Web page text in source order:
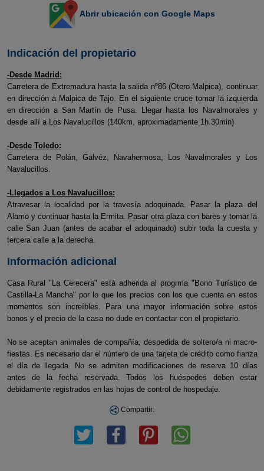
Abrir ubicación con Google Maps
Indicación del propietario
-Desde Madrid:
Carretera de Extremadura hasta la salida nº86 (Otero-Malpica), continuar
en dirección a Malpica de Tajo. En el siguiente cruce tomar la izquierda
en dirección a San Martín de Pusa. Llegar hasta los Navalmorales y
desde allí a Los Navalucillos (140km, aproximadamente 1h.30min)
-Desde Toledo:
Carretera de Polán, Galvéz, Navahermosa, Los Navalmorales y Los
Navalucillos.
-Llegados a Los Navalucillos:
Atravesar la localidad por la travesía adoquinada. Pasar la plaza del
Alamo y continuar hasta la Ermita. Pasar otra plaza con bares y tomar la
calle San Juan (antes de acabar el adoquinado) subir toda la cuesta y
tercera calle a la derecha.
Información adicional
Casa Rural "La Cerecera" está adherida al progrma "Bono Turístico de
Castilla-La Mancha" por lo que los precios con los que cuenta en estos
momentos son increíbles. Para una mayor información sobre estos
bonos y el precio de la casa no dude en contactar con el propietario.
No se aceptan animales de compañía, despedida de soltero/a ni macro-
fiestas. Es necesario dar el número de una tarjeta de crédito como fianza
el día de llegada. No se admiten modificaciones de reserva 10 días
antes de la fecha reservada. Todos los huéspedes deben estar
debidamente registrados en las hojas de control de hospedaje.
Compartir: